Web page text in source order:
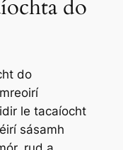
do
do
le tacaíocht
sásamh